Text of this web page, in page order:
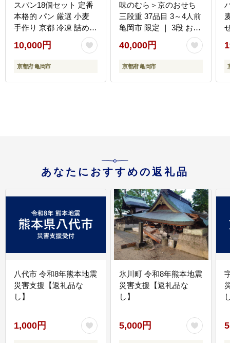
スパン18個セット 定番
本格的 パン 厳選 小麦
手作り 京都 冷凍 詰め合
わせ ギフト おすすめ 人
気 冷凍パン 朝食 パン好
き ベーカリー 毎日楽し
10,000円
京都府 亀岡市
味のむら＞京のおせち
三段重 37品目 3～4人前
亀岡市 限定 ｜ 3段 お節
2027 予約 おせち料理
冷凍 数量限定 御節 亀岡
牛 ローストビーフ ※離
さと納税おせち
40,000円
京都府 亀岡市
せ セット
あなたにおすすめの返礼品
八代市 令和8年熊本地震
災害支援【返礼品な
し】
1,000円
氷川町 令和8年熊本地震
災害支援【返礼品な
し】
5,000円